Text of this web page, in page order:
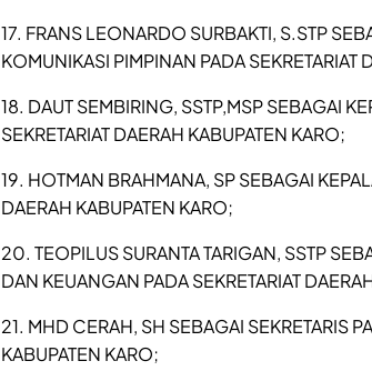
17. FRANS LEONARDO SURBAKTI, S.STP
KOMUNIKASI PIMPINAN PADA SEKRETARIAT
18. DAUT SEMBIRING, SSTP,MSP SEBAGAI
SEKRETARIAT DAERAH KABUPATEN KARO;
19. HOTMAN BRAHMANA, SP SEBAGAI
DAERAH KABUPATEN KARO;
20. TEOPILUS SURANTA TARIGAN, SSTP
DAN KEUANGAN PADA SEKRETARIAT
21. MHD CERAH, SH SEBAGAI SEKRETARIS
KABUPATEN KARO;